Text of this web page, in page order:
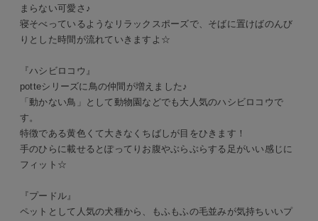
まらない可愛さ♪
寝そべっているようなリラックスポーズで、そばに置けばのんび
りとした時間が流れていきますよ☆
『ハシビロコウ』
potteシリーズに鳥の仲間が増えました♪
「動かない鳥」として動物園などでも大人気のハシビロコウで
す。
特徴である黄色くて大きなくちばしが目をひきます！
手のひらに載せるとぽってりお腹やぶらぶらする足がいい感じに
フィット☆
『プードル』
ペットとして人気の犬種から、もふもふの毛並みが気持ちいいプ